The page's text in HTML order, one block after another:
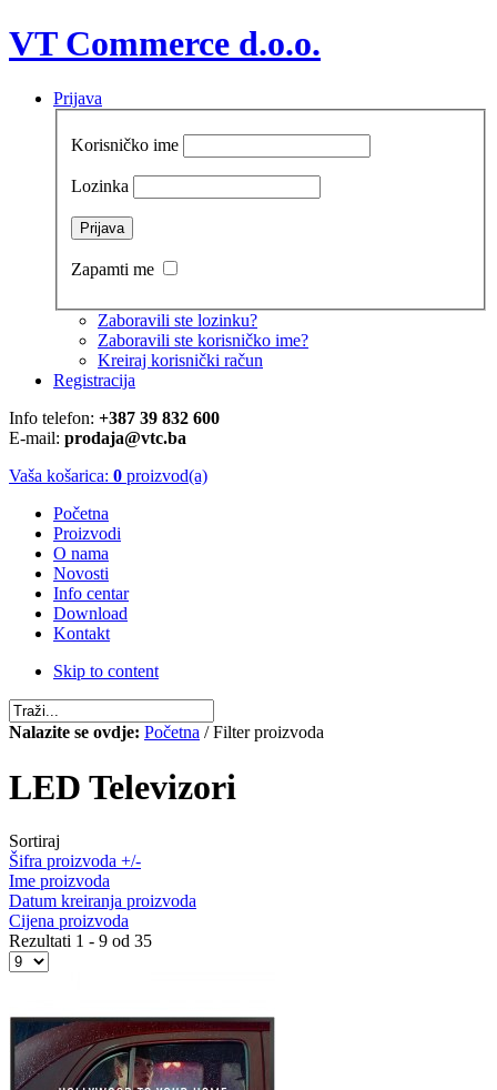
VT Commerce d.o.o.
Prijava
Korisničko ime
Lozinka
Zapamti me
Zaboravili ste lozinku?
Zaboravili ste korisničko ime?
Kreiraj korisnički račun
Registracija
Info telefon: +387 39 832 600
E-mail: prodaja@vtc.ba
Vaša košarica: 0 proizvod(a)
Početna
Proizvodi
O nama
Novosti
Info centar
Download
Kontakt
Skip to content
Nalazite se ovdje: Početna / Filter proizvoda
LED Televizori
Sortiraj
Šifra proizvoda +/-
Ime proizvoda
Datum kreiranja proizvoda
Cijena proizvoda
Rezultati 1 - 9 od 35